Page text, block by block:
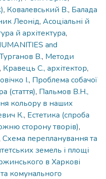
, Ковалевський В., Балада
Леонід, Асоціальні й
й архітектура,
and
Турганов В., Методи
, Кравець С., архітектор,
І., Проблема собачої
(стаття), Пальмов В.Н.,
кольору в наших
К., Естетика (спроба
сторону творів),
Схема перепланування та
земель і площі
в Харкові
комунального